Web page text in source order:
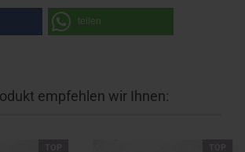
teilen
empfehlen wir Ihnen: